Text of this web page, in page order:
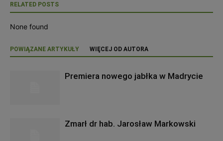
RELATED POSTS
None found
POWIĄZANE ARTYKUŁY WIĘCEJ OD AUTORA
Premiera nowego jabłka w Madrycie
Zmarł dr hab. Jarosław Markowski